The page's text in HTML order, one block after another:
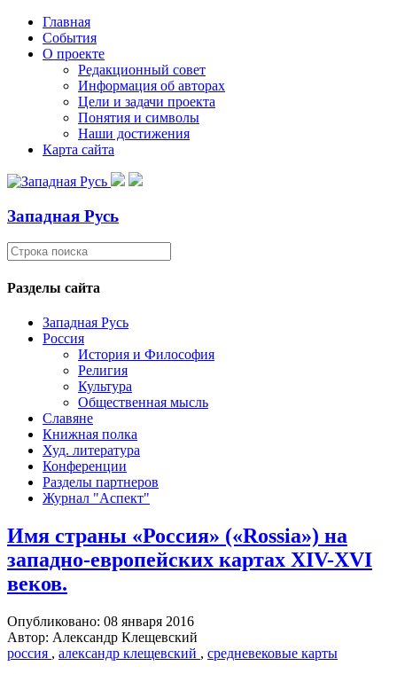
Главная
События
О проекте
Редакционный совет
Информация об авторах
Цели и задачи проекта
Понятия и символы
Наши достижения
Карта сайта
Западная Русь
Разделы сайта
Западная Русь
Россия
История и Философия
Религия
Культура
Общественная мысль
Славяне
Книжная полка
Худ. литература
Конференции
Разделы партнеров
Журнал "Аспект"
Имя страны «Россия» («Rossia») на
западно-европейских картах XIV-XVI
веков.
Опубликовано: 08 января 2016
Автор: Александр Клещевский
россия , александр клещевский , средневековые карты